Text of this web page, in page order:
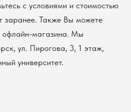
с условиями и стоимостью
заранее. Также Вы можете
офлайн-магазина. Мы
ул. Пирогова, 3, 1 этаж,
университет.